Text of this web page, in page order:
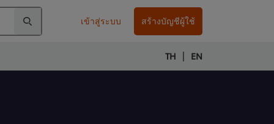
เข้าสู่ระบบ สร้างบัญชีผู้ใช้
TH | EN